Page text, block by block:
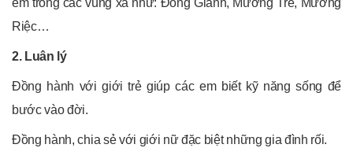
em trong các vùng xa như: Đồng Gianh, Mường Tre, Mường
Riệc…
2. Luân lý
Đồng hành với giới trẻ giúp các em biết kỹ năng sống để
bước vào đời.
Đồng hành, chia sẻ với giới nữ đặc biệt những gia đình rối.